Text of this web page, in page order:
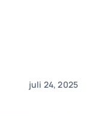
juli 24, 2025